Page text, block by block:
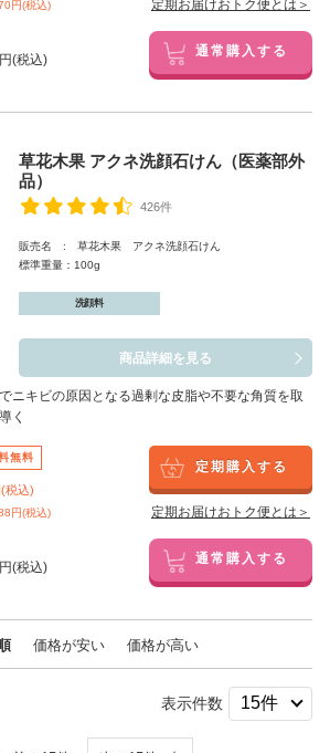
円(税込) 定期お届けおトク便とは＞
円(税込) 通常購入する
草花木果 アクネ洗顔石けん（医薬部外
品）
426件
販売名 : 草花木果 アクネ洗顔石けん
標準重量：100g
洗顔料
商品詳細を見る
ニキビの原因となる過剰な皮脂や不要な角質を取
く
無料
税込)
円(税込)
定期購入する
定期お届けおトク便とは＞
円(税込) 通常購入する
価格が安い 価格が高い
表示件数